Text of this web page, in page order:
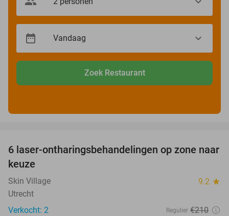
Zoek Restaurant
72%
6 laser-ontharingsbehandelingen op zone naar
keuze
Skin Village 9.2 star
Utrecht
Verkocht: 2
Regulier €210